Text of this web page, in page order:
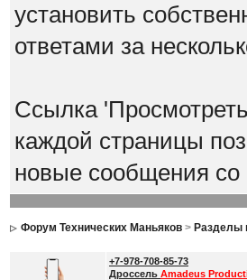
установить
ответами за
Ссылка
каждой страницы
новые сообщения
Форум Технических Маньяков> Разделы
+7-978-708-85-73
Дроссель Amadeus